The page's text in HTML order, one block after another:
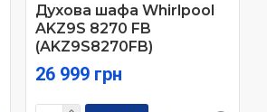
Духова шафа Whirlpool
AKZ9S 8270 FB
(AKZ9S8270FB)
26 999 грн